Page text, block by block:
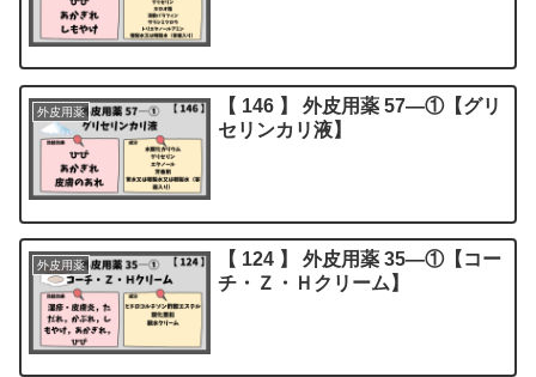
外皮用薬
【 146 】 外皮用薬 57―①【グリ
セリンカリ液】
外皮用薬
【 124 】 外皮用薬 35―①【コー
チ・Ｚ・Ｈクリーム】